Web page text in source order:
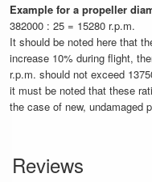
Example for a propeller
382000 : 25 = 15280 r.p.m.
It should be noted here that
increase 10% during flight,
r.p.m. should not exceed
it must be noted that these
the case of new, undamaged
Reviews